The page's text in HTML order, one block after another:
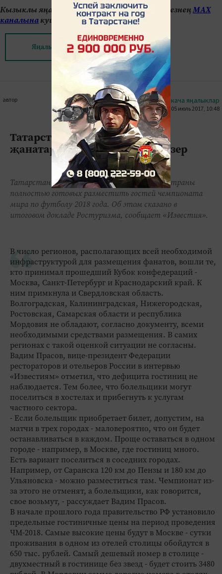
Кызыклы яңалыкларны күзәтеп бару өчен безнеңМАХ
каналынакушылыгыз.
Яңалыклар битенә керегез
автор #кыскача яңалыклар
05 июль 2017, 10:48
1184
0 0
Татарстан 2018 елда футбол
җанатарларын кабул итәргә әзер
Татарстан оказался в числе пяти регионов страны
полностью готовых разместить гостей чемпионата
мира по футболу 2018 года. Об этом сказано в
итоговом докладе Ростуризма, сообщает «Известия».
В число регионов, располагающих всей необходимой
инфраструктурой для размещения фанатов, вошли те,
кто принимал прошедший Кубок конфедераций -
Москва, Санкт-Петербург и Краснодарский край. К
ним примкнула и Свердловская область.
Волгоградская, Калининградская, Нижегородская,
Ростовская, Самарская области и республика
Мордовия не обладают, согласно документу, всеми
необходимыми средствами размещения. В самих
регионах с такой оценкой ситуации не согласны.
Вадим Прасов, вице-президент Федерации
рестораторов и отельеров России в интервью
«Известиям» отметил, что дефицита гостиниц не
наблюдается. Тем более, что болельщики могут
поселиться в хостелах и прибегнуть к услугам
частного сектора.
- Если болельщик приобретает билет, допустим, на
матчи в трех городах - маловероятно, что он будет
останавливаться в каждом. Проще оставаться в одном
городе - например, в Москве, где гостиниц много.
Есть вариант поселиться в соседних городах.
Например, от Саранска 120 км до Пензы и 180 км до
Ульяновска - можно разместиться там. Чемпионат из-
за этого не отменят, а болельщики, как говорится,
свое возьмут, - рассуждает Вадим Прасов.
В начале прошлого года правительство РФ установило
предельные гостиничные цены на период проведения
ЧМ-2018. Самые высокие цены будут в Москве - сутки
проживания в одном из отелей столицы обойдутся в
650 тыс. рублей. Самый дешевый номер в столице -
двухместный в гостинице без звезд - будет стоить 3480